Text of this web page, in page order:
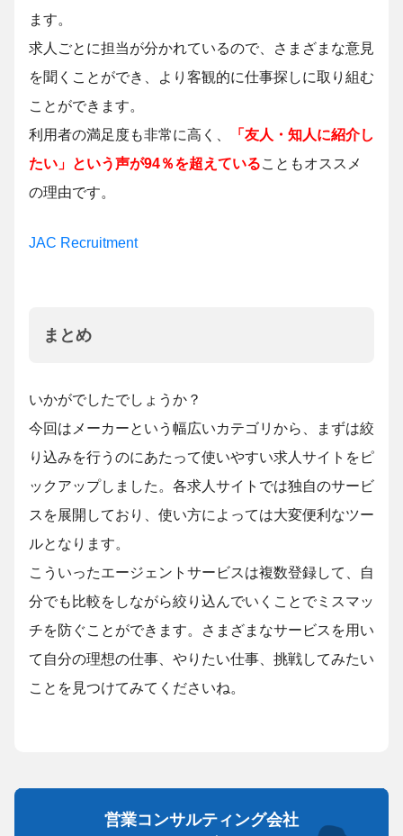
ます。
求人ごとに担当が分かれているので、さまざまな意見
を聞くことができ、より客観的に仕事探しに取り組む
ことができます。
利用者の満足度も非常に高く、
「友人・知人に紹介し
たい」という声が94％を超えていることもオススメ
の理由です。
JAC Recruitment
まとめ
いかがでしたでしょうか？
今回はメーカーという幅広いカテゴリから、まずは絞
り込みを行うのにあたって使いやすい求人サイトをピ
ックアップしました。各求人サイトでは独自のサービ
スを展開しており、使い方によっては大変便利なツー
ルとなります。
こういったエージェントサービスは複数登録して、自
分でも比較をしながら絞り込んでいくことでミスマッ
チを防ぐことができます。さまざまなサービスを用い
て自分の理想の仕事、やりたい仕事、挑戦してみたい
ことを見つけてみてくださいね。
営業コンサルティング会社